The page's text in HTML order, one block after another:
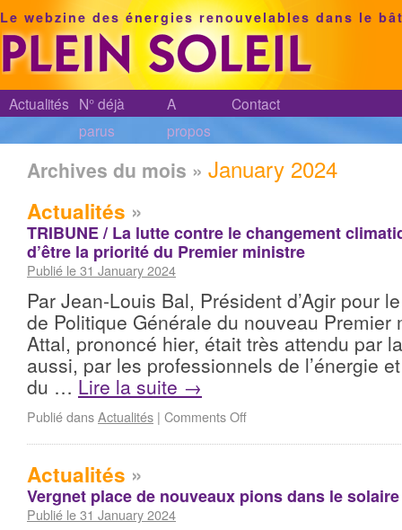
Le webzine des énergies renouvelables dans le
Actualités N° déjà
parus
A
propos
Contact
Archives du mois » January 2024
Actualités »
TRIBUNE / La lutte contre le changement
d’être la priorité du Premier ministre
Publié le 31 January 2024
Par Jean-Louis Bal, Président d’Agir pour
de Politique Générale du nouveau Premier
Attal, prononcé hier, était très attendu par
aussi, par les professionnels de l’énergie
du … Lire la suite →
Publié dansActualités | Comments Off
Actualités »
Vergnet place de nouveaux pions dans le
Publié le 31 January 2024